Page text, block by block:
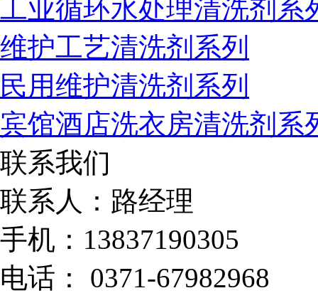
工业循环水处理清洗剂系
维护工艺清洗剂系列
民用维护清洗剂系列
宾馆酒店洗衣房清洗剂系
联系我们
联系人：路经理
手机：13837190305
电话： 0371-67982968